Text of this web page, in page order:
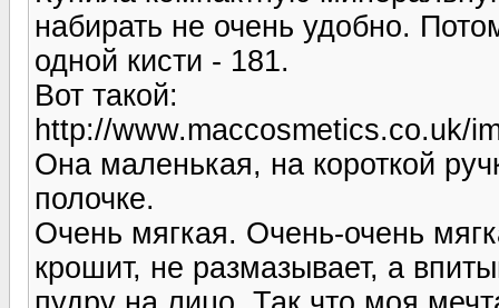
набирать не очень удобно.
одной кисти - 181.
Вот такой:
http://www.maccosmetics.co.uk/
Она маленькая, на короткой
полочке.
Очень мягкая. Очень-очень
крошит, не размазывает, а